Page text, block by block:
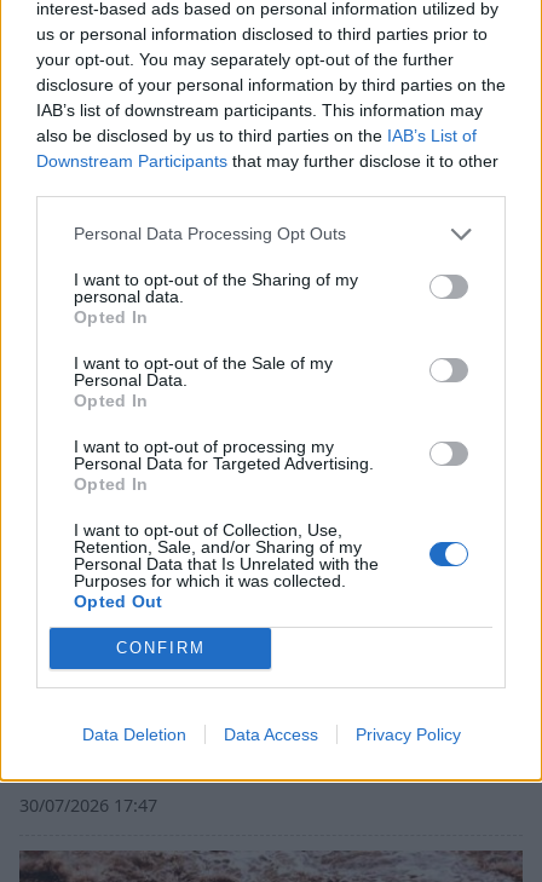
interest-based ads based on personal information utilized by
us or personal information disclosed to third parties prior to
your opt-out. You may separately opt-out of the further
disclosure of your personal information by third parties on the
IAB’s list of downstream participants. This information may
also be disclosed by us to third parties on the IAB’s List of
Downstream Participants that may further disclose it to other
Personal Data Processing Opt Outs
I want to opt-out of the Sharing of my
personal data.
Opted In
I want to opt-out of the Sale of my
Personal Data.
Opted In
I want to opt-out of processing my
Personal Data for Targeted Advertising.
Opted In
I want to opt-out of Collection, Use,
Retention, Sale, and/or Sharing of my
Personal Data that Is Unrelated with the
Purposes for which it was collected.
Opted Out
CONFIRM
Data Deletion Data Access Privacy Policy
Δήμος Ευρώτα: Σκουριά και φθορά η
αμείλικτη πραγματικότητα…
04/08/2026 09:07
Εμποροπανήγυρη Μυστρά 2026: Κατεπείγουσα
30/07/2026 17:47